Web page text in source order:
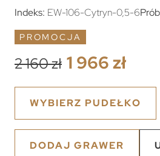
Indeks: EW-106-Cytryn-0,5-6
PROMOCJA
2 160 zł 1 966 zł
WYBIERZ PUDEŁKO
DODAJ GRAWER